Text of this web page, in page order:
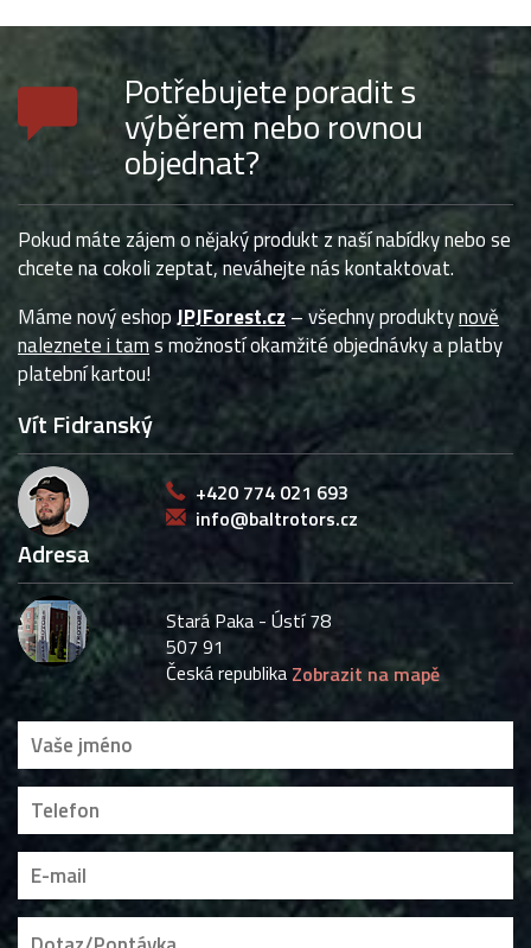
Potřebujete poradit s
výběrem nebo rovnou
objednat?
Pokud máte zájem o nějaký produkt z naší nabídky nebo se
chcete na cokoli zeptat, neváhejte nás kontaktovat.
Máme nový eshopJPJForest.cz – všechny produktynově
naleznete i tams možností okamžité objednávky a platby
platební kartou!
Vít Fidranský
+420 774 021 693
info@baltrotors.cz
Adresa
Stará Paka - Ústí 78
507 91
Česká republika Zobrazit na mapě